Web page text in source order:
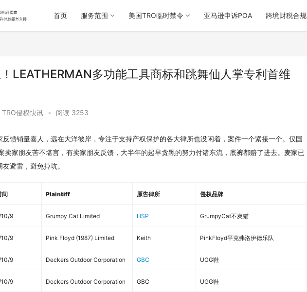
首页 服务范围 美国TRO临时禁令 亚马逊申诉POA 跨境财税合规
LEATHERMAN多功能工具商标和跳舞仙人掌专利首维
TRO侵权快讯 • 阅读 3253
馈销量喜人，远在大洋彼岸，专注于支持产权保护的各大律所也没闲着，案件一个紧接一个。仅国
卖家朋友苦不堪言，有卖家朋友反馈，大半年的起早贪黑的努力付诸东流，底裤都赔了进去。麦家已
避雷，避免掉坑。
间 Plaintiff 原告律所 侵权品牌
9 Grumpy Cat Limited HSP GrumpyCat不爽猫
9 Pink Floyd (1987) Limited Keith PinkFloyd平克弗洛伊德乐队
9 Deckers Outdoor Corporation GBC UGG鞋
9 Deckers Outdoor Corporation GBC UGG鞋